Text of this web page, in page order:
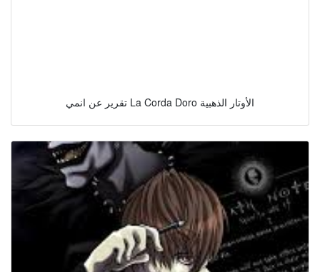
تقرير عن انمي La Corda Doro الأوتار الذهبية